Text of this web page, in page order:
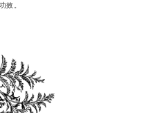
效。